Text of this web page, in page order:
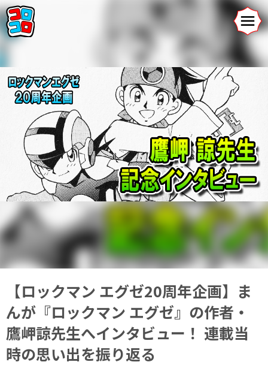
【ロックマン エグゼ20周年企画】ま
んが『ロックマン エグゼ』の作者・
鷹岬諒先生へインタビュー！ 連載当
時の思い出を振り返る